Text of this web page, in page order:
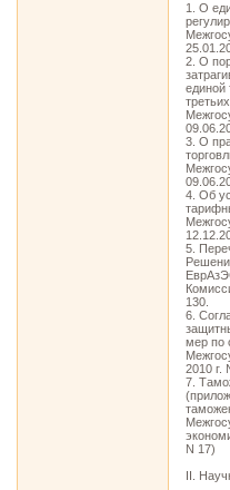
1. О
2. О
единой
3. О
4. Об
5.
130.
6.
мер по
2010 г.
7.
N 17)
II.